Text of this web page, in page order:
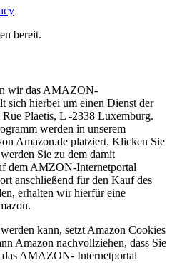
bereit.
wir das AMAZON-
sich hierbei um einen Dienst der
Plaetis, L -2338 Luxemburg.
werden in unserem
Amazon.de platziert. Klicken Sie
Sie zu dem damit
dem AMZON-Internetportal
anschließend für den Kauf des
erhalten wir hierfür eine
kann, setzt Amazon Cookies
Amazon nachvollziehen, dass Sie
AMAZON- Internetportal